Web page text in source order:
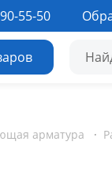
55-50
арматура ·